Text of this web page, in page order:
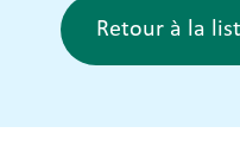
Retour à la